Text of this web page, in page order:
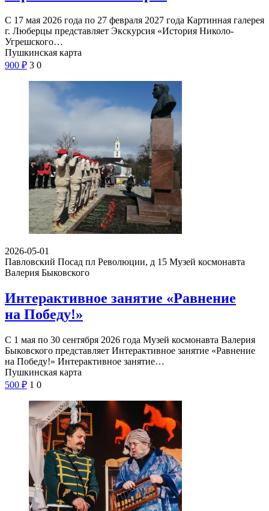
С 17 мая 2026 года по 27 февраля 2027 года Картинная галерея
г. Люберцы представляет Экскурсия «История Николо-
Угрешского…
Пушкинская карта
900 ₽ 3 0
2026-05-01
Павловский Посад пл Революции, д 15 Музей космонавта
Валерия Быковского
Интерактивное занятие «Равнение
на Победу!»
С 1 мая по 30 сентября 2026 года Музей космонавта Валерия
Быковского представляет Интерактивное занятие «Равнение
на Победу!» Интерактивное занятие…
Пушкинская карта
500 ₽ 1 0